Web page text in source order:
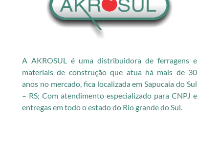
A AKROSUL é uma distribuidora de ferragens e
materiais de construção que atua há mais de 30
anos no mercado, fica localizada em Sapucaia do Sul
– RS; Com atendimento especializado para CNPJ e
entregas em todo o estado do Rio grande do Sul.